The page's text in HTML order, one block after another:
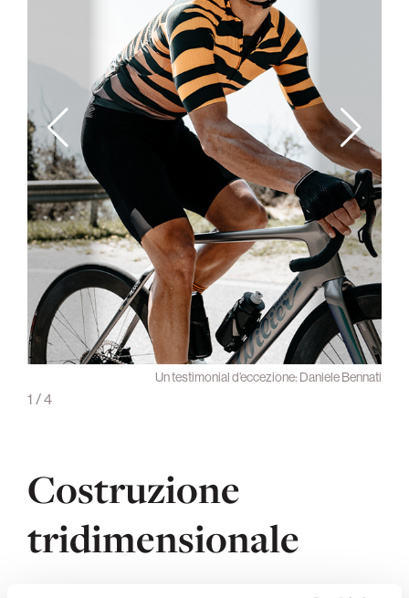
Un testimonial d’eccezione: Daniele Bennati
1 /4
Costruzione
tridimensionale